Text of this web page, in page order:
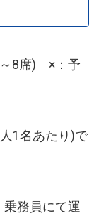
8席) ×：予
1名あたり)で
乗務員にて運